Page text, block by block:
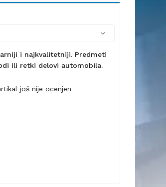
i najkvalitetniji. Predmeti
ili retki delovi automobila.
još nije ocenjen